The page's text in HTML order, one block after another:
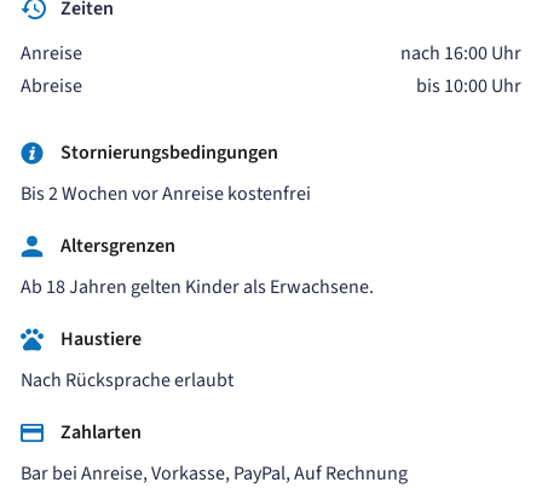
Zeiten
Anreise
nach 16:00 Uhr
Abreise
bis 10:00 Uhr
Stornierungsbedingungen
Bis 2 Wochen vor Anreise kostenfrei
Altersgrenzen
Ab 18 Jahren gelten Kinder als Erwachsene.
Haustiere
Nach Rücksprache erlaubt
Zahlarten
Bar bei Anreise, Vorkasse, PayPal, Auf Rechnung